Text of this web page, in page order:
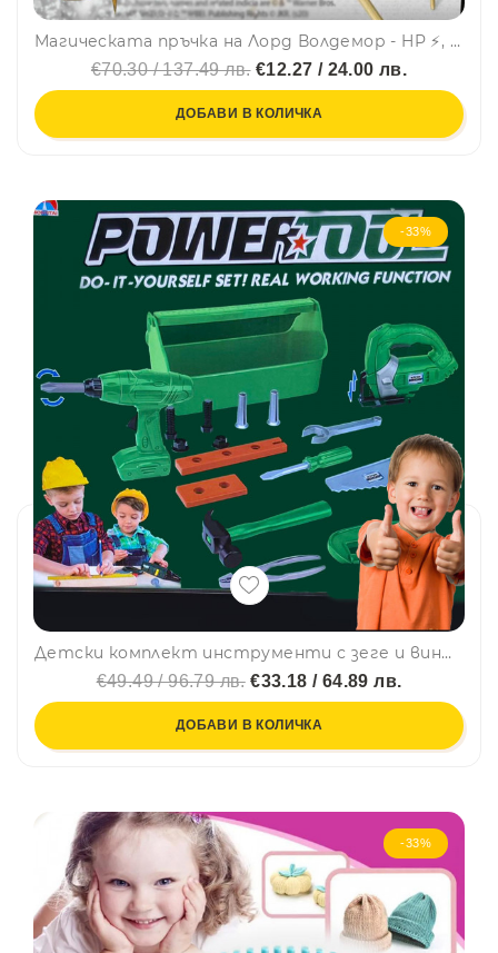
Магическата пръчка на Лорд Волдемор - HP ⚡, колекционерска пръчка
€70.30 / 137.49 лв.€12.27 / 24.00 лв.
ДОБАВИ В КОЛИЧКА
-33%
Детски комплект инструменти с зеге и винтоверт на батерии POWERTOOL 7922 - paзвива въoбpaжeниeтo, ĸpeaтивнocттa и poлeвитe игpи
€49.49 / 96.79 лв.€33.18 / 64.89 лв.
ДОБАВИ В КОЛИЧКА
-33%